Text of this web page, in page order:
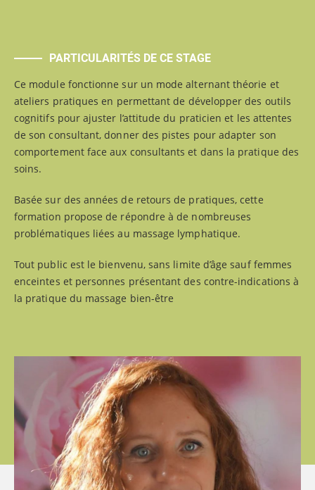
PARTICULARITÉS DE CE STAGE
Ce module fonctionne sur un mode alternant théorie et
ateliers pratiques en permettant de développer des outils
cognitifs pour ajuster l’attitude du praticien et les attentes
de son consultant, donner des pistes pour adapter son
comportement face aux consultants et dans la pratique des
soins.
Basée sur des années de retours de pratiques, cette
formation propose de répondre à de nombreuses
problématiques liées au massage lymphatique.
Tout public est le bienvenu, sans limite d’âge sauf femmes
enceintes et personnes présentant des contre-indications à
la pratique du massage bien-être